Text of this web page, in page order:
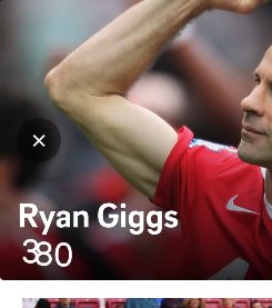
Hjem Fotball
Fotball La Liga
Fikk sparken
Av Lina Elisabeth Skottene - 10.